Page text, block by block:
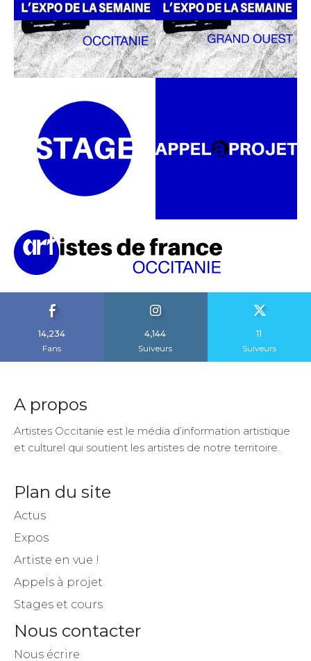
Fans
Suiveurs
Suiveurs
A propos
et culturel qui soutient les artistes de notre territoire.
Plan du site
Nous contacter